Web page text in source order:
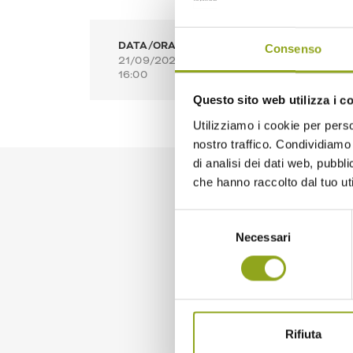
Consenso
Questo sito web utilizza i
Utilizziamo i cookie per
nostro traffico.
di analisi dei dati web,
che hanno raccolto dal tuo
Necessari
Rifiuta
DATA/ORA
21/09/2025 dalle 09:00 alle
16:00
specialità tipiche locali.
Tutti i prodotti che
garantendo la
Un'opportunità
Durante la giornata
completa
stagionalità dei